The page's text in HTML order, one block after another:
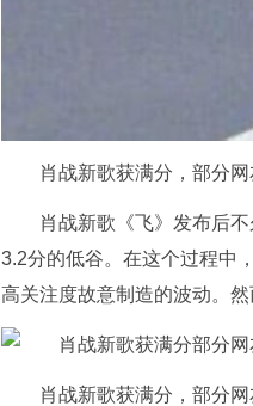
肖战新歌获满分，部分网
肖战新歌《飞》发布后
3.2分的低谷。在这个过程中
高关注度故意制造的波动。
肖战新歌获满分，部分网